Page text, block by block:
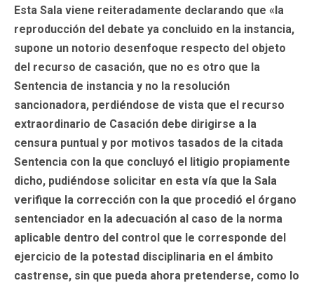
Esta Sala viene reiteradamente declarando que «la
reproducción del debate ya concluido en la instancia,
supone un notorio desenfoque respecto del objeto
del recurso de casación, que no es otro que la
Sentencia de instancia y no la resolución
sancionadora, perdiéndose de vista que el recurso
extraordinario de Casación debe dirigirse a la
censura puntual y por motivos tasados de la citada
Sentencia con la que concluyó el litigio propiamente
dicho, pudiéndose solicitar en esta vía que la Sala
verifique la corrección con la que procedió el órgano
sentenciador en la adecuación al caso de la norma
aplicable dentro del control que le corresponde del
ejercicio de la potestad disciplinaria en el ámbito
castrense, sin que pueda ahora pretenderse, como lo